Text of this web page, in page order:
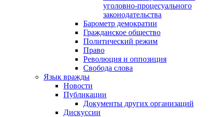
уголовно-процесуального
законодательства
Барометр демократии
Гражданское общество
Политический режим
Право
Революция и оппозиция
Свобода слова
Язык вражды
Новости
Публикации
Документы других организаций
Дискуссии